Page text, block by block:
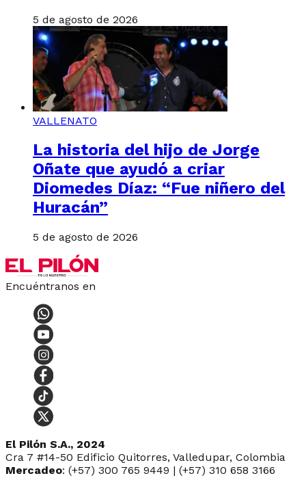
5 de agosto de 2026
VALLENATO
La historia del hijo de Jorge
Oñate que ayudó a criar
Diomedes Díaz: “Fue niñero del
Huracán”
5 de agosto de 2026
Encuéntranos en
El Pilón S.A., 2024
Cra 7 #14-50 Edificio Quitorres, Valledupar, Colombia
Mercadeo: (+57) 300 765 9449 | (+57) 310 658 3166